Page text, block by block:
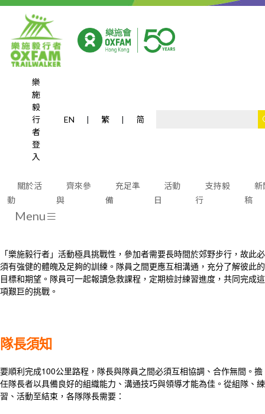
樂
施
毅
行
者
登
入
EN | 繁 | 简
關於活
動
齊來參
與
充足準
備
活動
日
支持毅
行
新
稿
Menu
訓練
事前準備
「樂施毅行者」活動極具挑戰性，參加者需要長時間於郊野步行，故此必
須有強健的體魄及足夠的訓練。隊員之間更應互相溝通，充分了解彼此的
目標和期望。隊員可一起報讀急救課程，定期檢討練習進度，共同完成這
項艱巨的挑戰。
隊長須知
要順利完成100公里路程，隊長與隊員之間必須互相協調、合作無間。擔
任隊長者以具備良好的組織能力、溝通技巧與領導才能為佳。從組隊、練
習、活動至結束，各隊隊長需要：